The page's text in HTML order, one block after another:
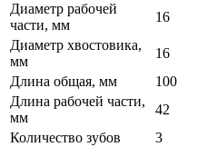
Диаметр рабочей
части, мм
16
Диаметр хвостовика,
мм
16
Длина общая, мм
100
Длина рабочей части,
мм
42
Количество зубов
3